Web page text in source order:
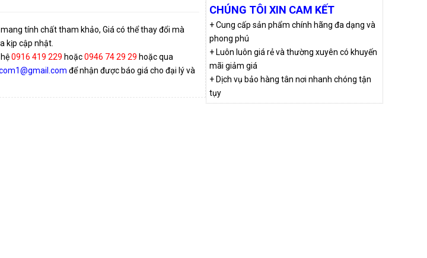
tính chất tham khảo, Giá có thể thay đổi mà
kịp cập nhật.
0916 419 229 hoặc0946 74 29 29 hoặc qua
để nhận được báo giá cho đại lý và
CHÚNG TÔI XIN CAM KẾT
+ Cung cấp sản phẩm chính hãng đa dạng và
phong phú
+ Luôn luôn giá rẻ và thường xuyên có khuyến
mãi giảm giá
+ Dịch vụ bảo hàng tân nơi nhanh chóng tận
tụy